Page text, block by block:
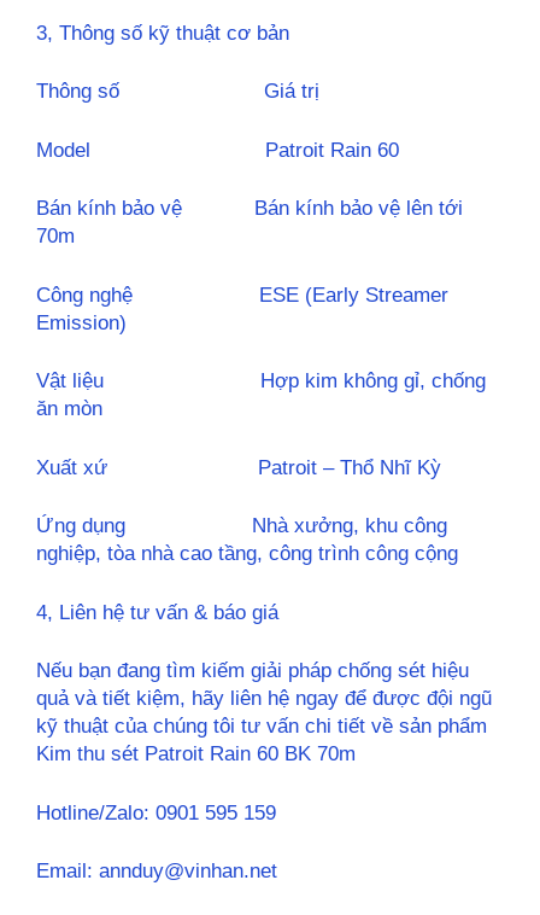
3, Thông số kỹ thuật cơ bản
Thông số Giá trị
Model Patroit Rain 60
Bán kính bảo vệ Bán kính bảo vệ lên tới
70m
Công nghệ ESE (Early Streamer
Emission)
Vật liệu Hợp kim không gỉ, chống
ăn mòn
Xuất xứ Patroit – Thổ Nhĩ Kỳ
Ứng dụng Nhà xưởng, khu công
nghiệp, tòa nhà cao tầng, công trình công cộng
4, Liên hệ tư vấn & báo giá
Nếu bạn đang tìm kiếm giải pháp chống sét hiệu
quả và tiết kiệm, hãy liên hệ ngay để được đội ngũ
kỹ thuật của chúng tôi tư vấn chi tiết về sản phẩm
Kim thu sét Patroit Rain 60 BK 70m
Hotline/Zalo: 0901 595 159
Email: annduy@vinhan.net